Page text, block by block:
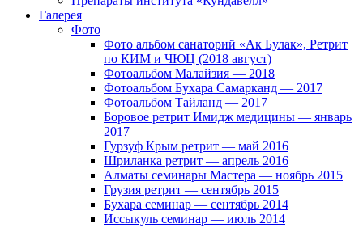
Галерея
Фото
Фото альбом санаторий «Ак Булак», Ретрит
по КИМ и ЧЮЦ (2018 август)
Фотоальбом Малайзия — 2018
Фотоальбом Бухара Самарканд — 2017
Фотоальбом Тайланд — 2017
Боровое ретрит Имидж медицины — январь
2017
Гурзуф Крым ретрит — май 2016
Шриланка ретрит — апрель 2016
Алматы семинары Мастера — ноябрь 2015
Грузия ретрит — сентябрь 2015
Бухара семинар — сентябрь 2014
Иссыкуль семинар — июль 2014